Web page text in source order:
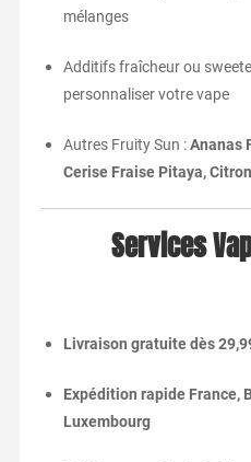
mélanges
Additifs fraîcheur ou
personnaliser votre vape
Autres Fruity Sun :Ananas
Cerise Fraise Pitaya,
Services
Livraison gratuite dès
Expédition rapide France,
Luxembourg